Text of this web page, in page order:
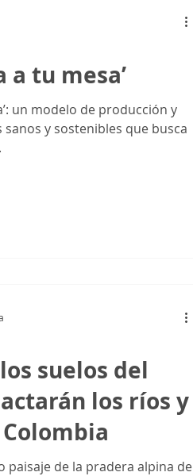
a tu mesa’
un modelo de producción y
y sostenibles que busca
suelos del
los ríos y
paisaje de la pradera alpina de